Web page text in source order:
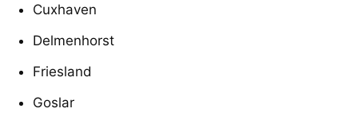
Cuxhaven
Delmenhorst
Friesland
Goslar